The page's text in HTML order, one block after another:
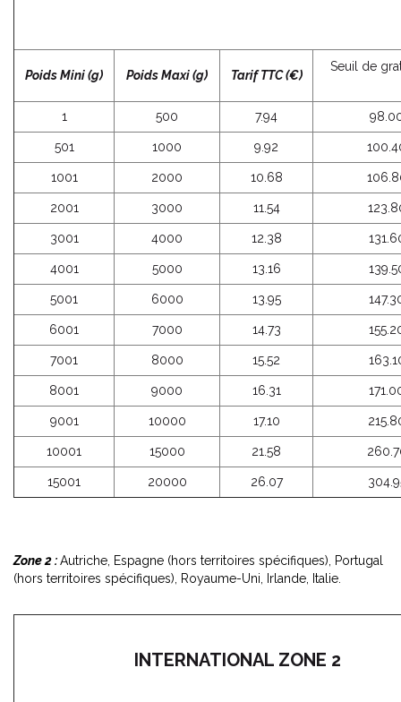
Poids Mini (g) Poids Maxi (g) Tarif TTC (€)
Seuil de
1 500 7.94
501 1000 9.92
1001 2000 10.68
2001 3000 11.54
3001 4000 12.38
4001 5000 13.16
5001 6000 13.95
6001 7000 14.73
7001 8000 15.52
8001 9000 16.31
9001 10000 17.10
10001 15000 21.58
15001 20000 26.07
Zone 2 :Autriche, Espagne (hors territoires spécifiques), Portugal
(hors territoires spécifiques), Royaume-Uni, Irlande, Italie.
INTERNATIONAL ZONE 2